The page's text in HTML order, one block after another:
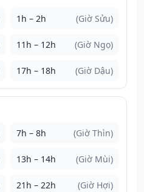
1h – 2h (Giờ Sửu)
11h – 12h (Giờ Ngọ)
17h – 18h (Giờ Dậu)
7h – 8h (Giờ Thìn)
13h – 14h (Giờ Mùi)
21h – 22h (Giờ Hợi)